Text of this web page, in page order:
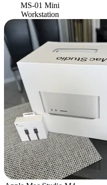
MS-01 Mini
Workstation